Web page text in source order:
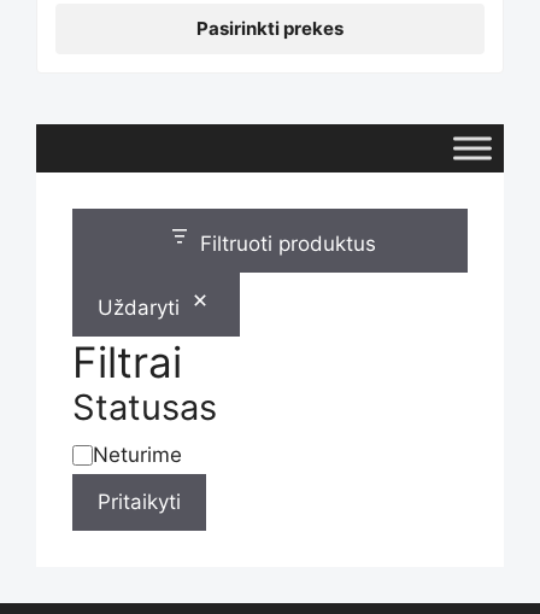
Pasirinkti prekes
be
chosen
on
the
product
Filtruoti produktus
Uždaryti
Filtrai
Statusas
Statusas
Neturime
Pritaikyti